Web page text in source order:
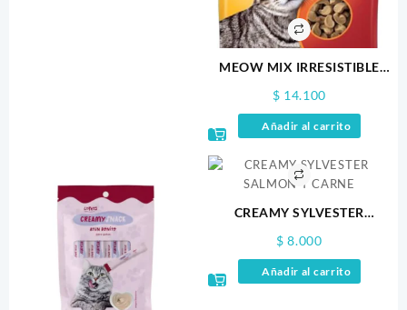
MEOW MIX IRRESISTIBLE
$ 14.100
Añadir al carrito
CREAMY SYLVESTER
$ 8.000
Añadir al carrito